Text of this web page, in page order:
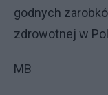
godnych
zdrowotnej w
MB